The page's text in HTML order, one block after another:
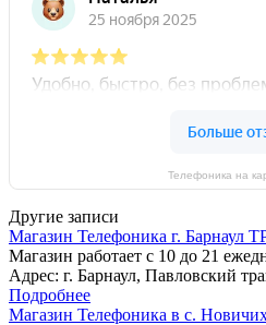
Телефоника на
Другие записи
Магазин Телефоника г. Барнаул
Магазин работает с 10 до 21
Адрес: г. Барнаул, Павловский
Подробнее
Магазин Телефоника в с.